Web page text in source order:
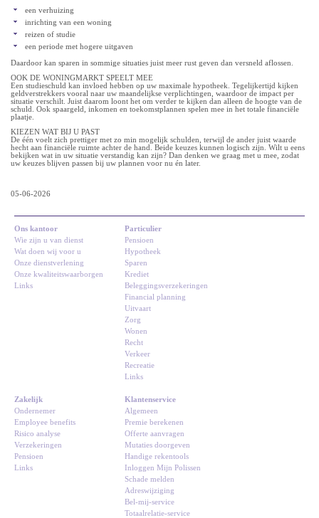
een verhuizing
inrichting van een woning
reizen of studie
een periode met hogere uitgaven
Daardoor kan sparen in sommige situaties juist meer rust geven dan versneld aflossen.
OOK DE WONINGMARKT SPEELT MEE
Een studieschuld kan invloed hebben op uw maximale hypotheek. Tegelijkertijd kijken
geldverstrekkers vooral naar uw maandelijkse verplichtingen, waardoor de impact per
situatie verschilt. Juist daarom loont het om verder te kijken dan alleen de hoogte van de
schuld. Ook spaargeld, inkomen en toekomstplannen spelen mee in het totale financiële
plaatje.
KIEZEN WAT BIJ U PAST
De één voelt zich prettiger met zo min mogelijk schulden, terwijl de ander juist waarde
hecht aan financiële ruimte achter de hand. Beide keuzes kunnen logisch zijn. Wilt u eens
bekijken wat in uw situatie verstandig kan zijn? Dan denken we graag met u mee, zodat
uw keuzes blijven passen bij uw plannen voor nu én later.
05-06-2026
Ons kantoor
Wie zijn u van dienst
Wat doen wij voor u
Onze dienstverlening
Onze kwaliteitswaarborgen
Links
Particulier
Pensioen
Hypotheek
Sparen
Krediet
Beleggingsverzekeringen
Financial planning
Uitvaart
Zorg
Wonen
Recht
Verkeer
Recreatie
Links
Zakelijk
Ondernemer
Employee benefits
Risico analyse
Verzekeringen
Pensioen
Links
Klantenservice
Algemeen
Premie berekenen
Offerte aanvragen
Mutaties doorgeven
Handige rekentools
Inloggen Mijn Polissen
Schade melden
Adreswijziging
Bel-mij-service
Totaalrelatie-service